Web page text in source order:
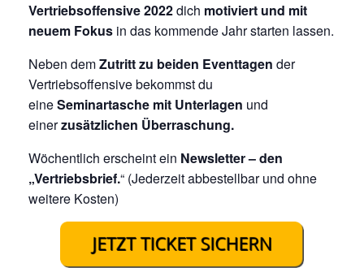
Vertriebsoffensive 2022dich motiviert und mit
neuem Fokus in das kommende Jahr starten lassen.
Neben demZutritt zu beiden Eventtagen der
Vertriebsoffensive bekommst du
eineSeminartasche mit Unterlagen und
einerzusätzlichen Überraschung.
Wöchentlich erscheint ein Newsletter – den
„Vertriebsbrief.“ (Jederzeit abbestellbar und ohne
weitere Kosten)